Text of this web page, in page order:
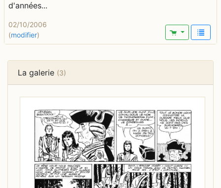
d'années...
02/10/2006
(modifier)
La galerie (3)